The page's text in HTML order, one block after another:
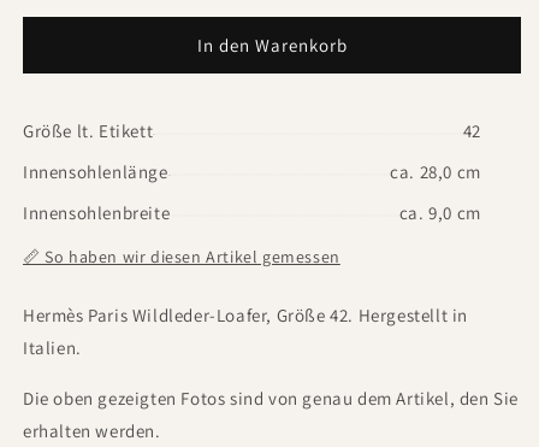
In den Warenkorb
Größe lt. Etikett
42
Innensohlenlänge
ca. 28,0 cm
Innensohlenbreite
ca. 9,0 cm
📏 So haben wir diesen Artikel gemessen
Hermès Paris Wildleder-Loafer, Größe 42. Hergestellt in
Italien.
Die oben gezeigten Fotos sind von genau dem Artikel, den Sie
erhalten werden.